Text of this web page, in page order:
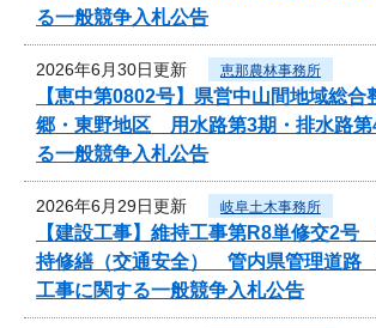
る一般競争入札公告
2026年6月30日更新 恵那農林事務所
【恵中第0802号】県営中山間地域総
郷・東野地区 用水路第3期・排水路第
る一般競争入札公告
2026年6月29日更新 岐阜土木事務所
【建設工事】維持工事第R8単修交2
持修繕（交通安全） 管内県管理道路
工事に関する一般競争入札公告